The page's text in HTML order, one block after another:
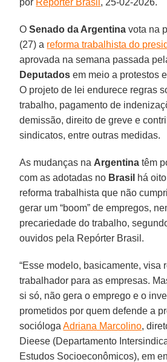
OSenado da Argentina vota na
(27) a reforma trabalhista do
aprovada na semana passada
Deputados em meio a protestos
O projeto de lei endurece regras
trabalho, pagamento de
demissão, direito de greve e
sindicatos, entre outras medidas.
As mudanças na Argentina têm
com as adotadas no Brasil há
reforma trabalhista que não
gerar um “boom” de empregos,
precariedade do trabalho,
ouvidos pela Repórter Brasil.
“Esse modelo, basicamente, visa
trabalhador para as empresas.
si só, não gera o emprego e o
prometidos por quem defende a
sociólogaAdriana Marcolino,
Dieese (Departamento
Estudos Socioeconômicos), em